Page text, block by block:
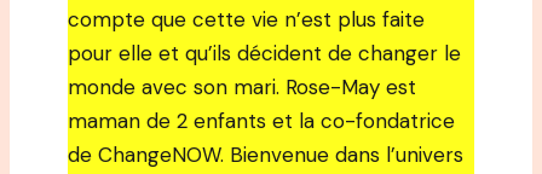
compte que cette vie n’est plus faite
pour elle et qu’ils décident de changer le
monde avec son mari. Rose-May est
maman de 2 enfants et la co-fondatrice
de ChangeNOW. Bienvenue dans l’univers